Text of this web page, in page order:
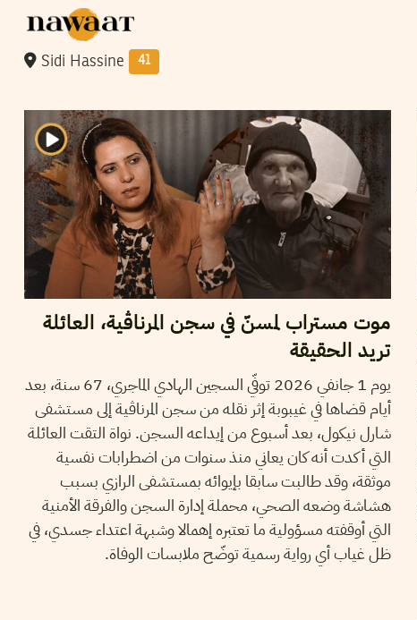
Sidi Hassine 41
موت مستراب لمسنّ في سجن المرناڤية، العائلة
تريد الحقيقة
يوم 1 جانفي 2026 توفّي السجين الهادي الماجري، 67 سنة، بعد
أيام قضاها في غيبوبة إثر نقله من سجن المرناڤية إلى مستشفى
شارل نيكول، بعد أسبوع من إيداعه السجن. نواة التقت العائلة
التي أكدت أنه كان يعاني منذ سنوات من اضطرابات نفسية
موثقة، وقد طالبت سابقا بإيوائه بمستشفى الرازي بسبب
هشاشة وضعه الصحي، محملة إدارة السجن والفرقة الأمنية
التي أوقفته مسؤولية ما تعتبره إهمالا وشبهة اعتداء جسدي، في
ظل غياب أي رواية رسمية توضّح ملابسات الوفاة.